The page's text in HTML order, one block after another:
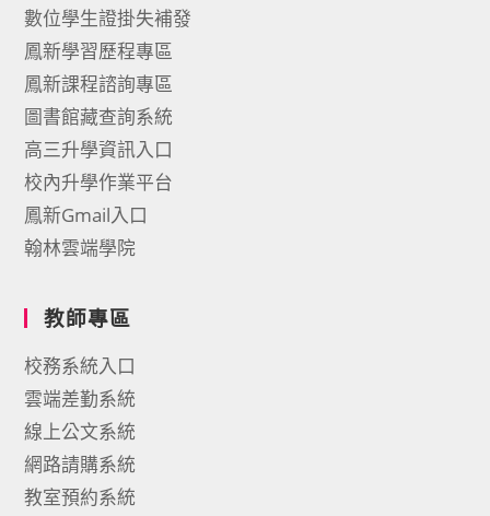
數位學生證掛失補發
鳳新學習歷程專區
鳳新課程諮詢專區
圖書館藏查詢系統
高三升學資訊入口
校內升學作業平台
鳳新Gmail入口
翰林雲端學院
教師專區
校務系統入口
雲端差勤系統
線上公文系統
網路請購系統
教室預約系統